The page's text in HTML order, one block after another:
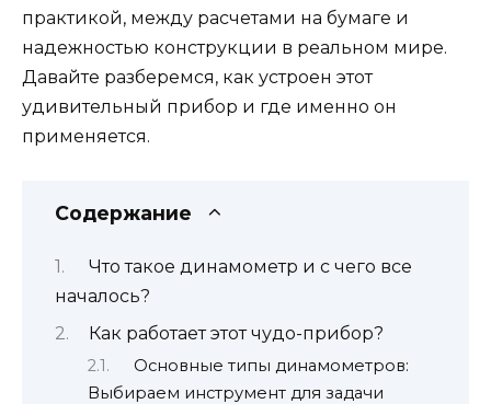
практикой, между расчетами на бумаге и
надежностью конструкции в реальном мире.
Давайте разберемся, как устроен этот
удивительный прибор и где именно он
применяется.
Содержание
Что такое динамометр и с чего все
началось?
Как работает этот чудо-прибор?
Основные типы динамометров:
Выбираем инструмент для задачи